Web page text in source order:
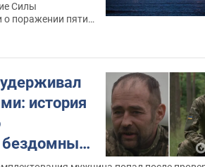
Силы
о поражении пяти
история